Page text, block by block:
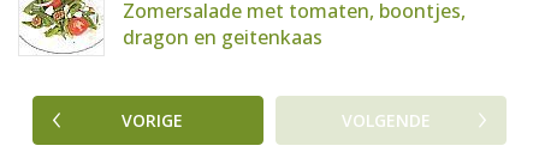
Zomersalade met tomaten, boontjes,
dragon en geitenkaas
VORIGE VOLGENDE